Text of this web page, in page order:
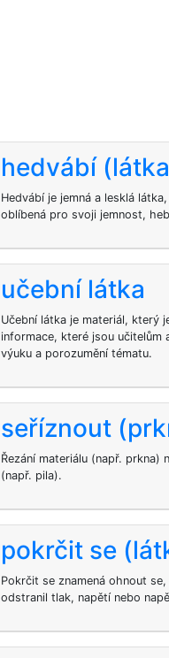
hedvábí
Hedvábí je jemná a lesklá
oblíbená pro svoji jemnost,
učební látka
Učební látka je materiál, který
informace, které jsou učitelům
výuku a porozumění tématu.
seříznout
Řezání materiálu (např.
(např. pila).
pokrčit se
Pokrčit se znamená ohnout
odstranil tlak, napětí nebo